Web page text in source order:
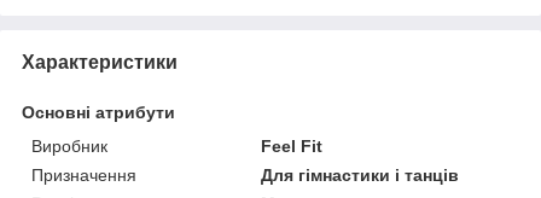
Характеристики
Основні атрибути
Виробник
Feel Fit
Призначення
Для гімнастики і танців